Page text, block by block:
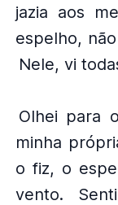
jazia aos
espelho,
Nele, vi
Olhei para
minha
o fiz, o
vento.